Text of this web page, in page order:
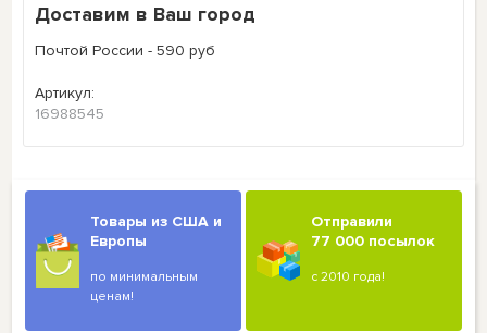
Доставим в Ваш город
Почтой России - 590 руб
Артикул:
16988545
Товары из США и
Европы
по минимальным
ценам!
Отправили
77 000 посылок
с 2010 года!